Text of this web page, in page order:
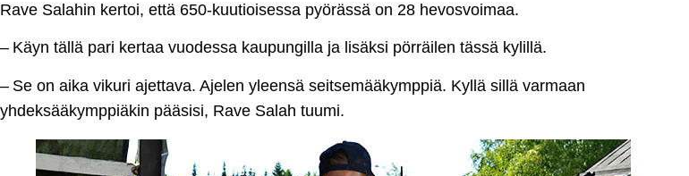
Rave Salahin kertoi, että 650-kuutioisessa pyörässä on 28 hevosvoimaa.
– Käyn tällä pari kertaa vuodessa kaupungilla ja lisäksi pörräilen tässä kylillä.
– Se on aika vikuri ajettava. Ajelen yleensä seitsemääkymppiä. Kyllä sillä varmaan
yhdeksääkymppiäkin pääsisi, Rave Salah tuumi.